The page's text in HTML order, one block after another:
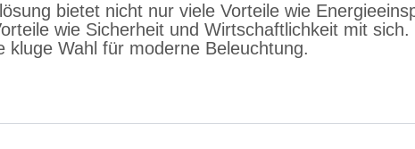
bietet nicht nur viele Vorteile wie
wie Sicherheit und Wirtschaftlichkeit mit
kluge Wahl für moderne Beleuchtung.